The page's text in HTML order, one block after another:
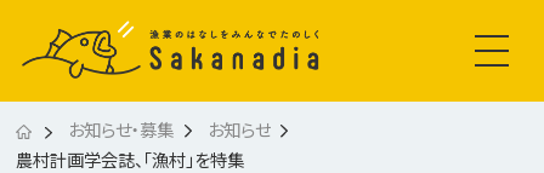
お知らせ・募集
お知らせ
農村計画学会誌、「漁村」を特集